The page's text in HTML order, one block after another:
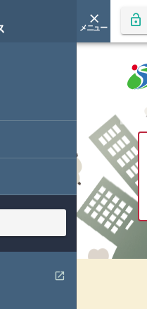
close
メニュー
閉じる
open_in_new
lock_open